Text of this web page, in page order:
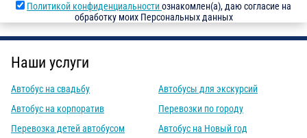
Политикой конфиденциальностиознакомлен(а), даю согласие на
обработку моих Персональных данных
Наши услуги
Автобус на свадьбу
Автобус на корпоратив
Перевозка детей автобусом
Автобусы для экскурсий
Перевозки по городу
Автобус на Новый год